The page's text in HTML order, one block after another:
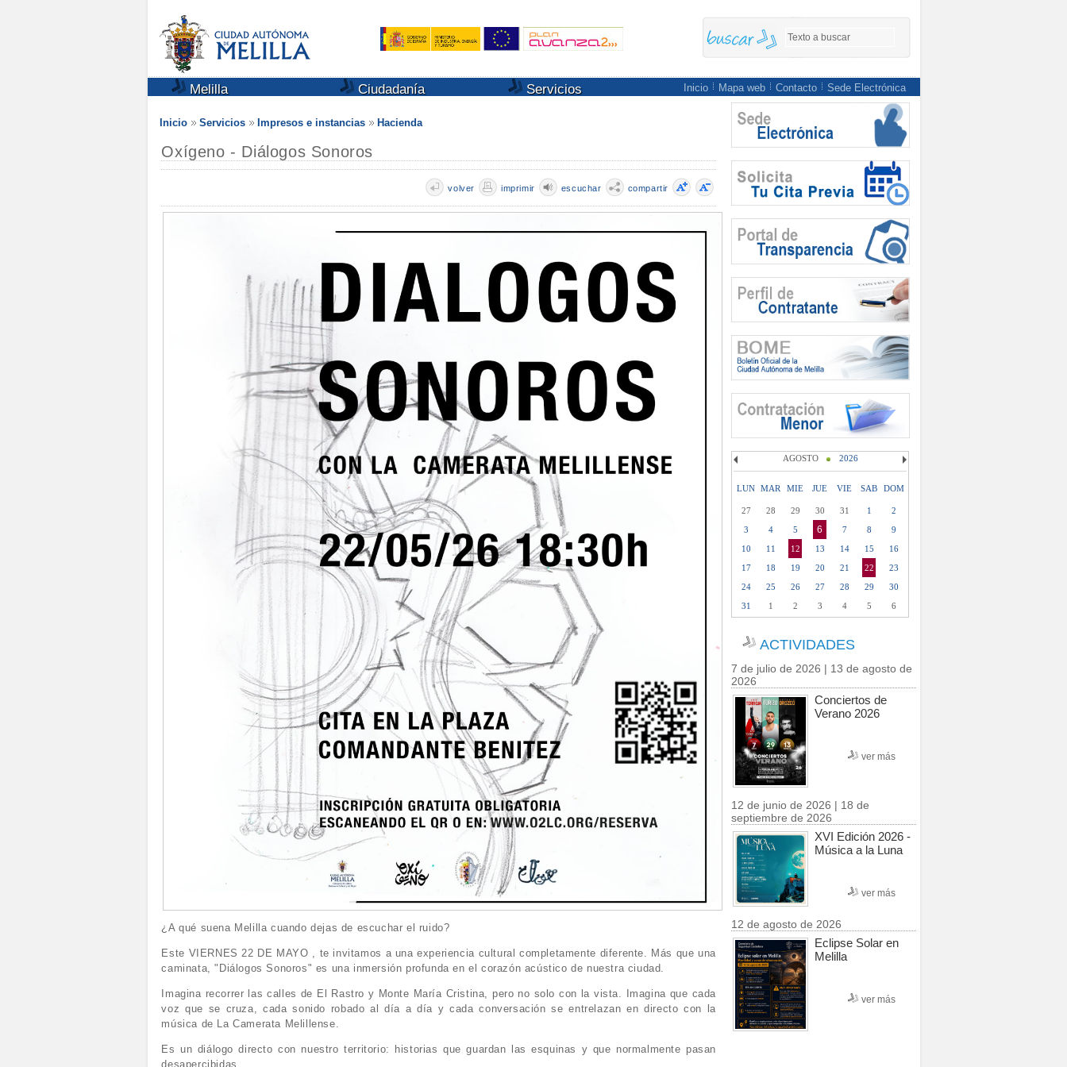
Melilla Ciudadanía Servicios Inicio Mapa web Contacto Sede Electrónica
Inicio Servicios Impresos e instancias Hacienda
Oxígeno - Diálogos Sonoros
compartir
escuchar
imprimir
volver
¿A qué suena Melilla cuando dejas de escuchar el ruido?
Este VIERNES 22 DE MAYO , te invitamos a una experiencia cultural completamente diferente. Más que una
caminata, "Diálogos Sonoros" es una inmersión profunda en el corazón acústico de nuestra ciudad.
Imagina recorrer las calles de El Rastro y Monte María Cristina, pero no solo con la vista. Imagina que cada
voz que se cruza, cada sonido robado al día a día y cada conversación se entrelazan en directo con la
música de La Camerata Melillense.
Es un diálogo directo con nuestro territorio: historias que guardan las esquinas y que normalmente pasan
desapercibidas.
AGOSTO 2026
LUN MAR MIE JUE VIE SAB DOM
27 28 29 30 31 1
2
3
4 5 6 7 8
9
10
11 12 13 14 15
16
17
18 19 20 21 22
23
24
25 26 27 28 29
30
31
1 2 3 4 5 6
ACTIVIDADES
7 de julio de 2026 | 13 de agosto de
2026
Conciertos de
Verano 2026
ver más
12 de junio de 2026 | 18 de
septiembre de 2026
XVI Edición 2026 -
Música a la Luna
ver más
12 de agosto de 2026
Eclipse Solar en
Melilla
ver más